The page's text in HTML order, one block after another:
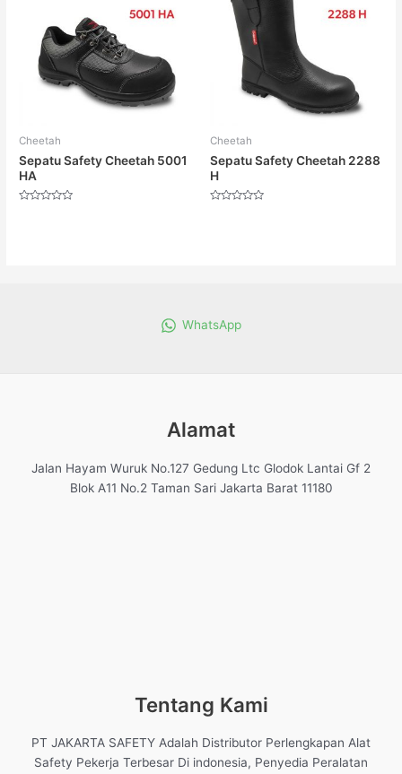
Cheetah
Sepatu Safety Cheetah 5001
HA
Cheetah
Sepatu Safety Cheetah 2288
H
WhatsApp
Alamat
Jalan Hayam Wuruk No.127 Gedung Ltc Glodok Lantai Gf 2
Blok A11 No.2 Taman Sari Jakarta Barat 11180
Tentang Kami
PT JAKARTA SAFETY Adalah Distributor Perlengkapan Alat
Safety Pekerja Terbesar Di indonesia, Penyedia Peralatan